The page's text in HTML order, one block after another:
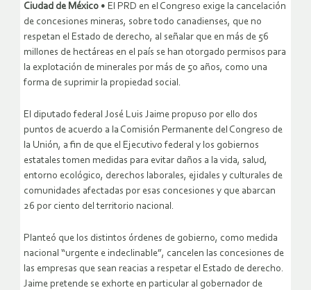
Ciudad de México • El PRD en el Congreso exige la cancelación
de concesiones mineras, sobre todo canadienses, que no
respetan el Estado de derecho, al señalar que en más de 56
millones de hectáreas en el país se han otorgado permisos para
la explotación de minerales por más de 50 años, como una
forma de suprimir la propiedad social.
El diputado federal José Luis Jaime propuso por ello dos
puntos de acuerdo a la Comisión Permanente del Congreso de
la Unión, a fin de que el Ejecutivo federal y los gobiernos
estatales tomen medidas para evitar daños a la vida, salud,
entorno ecológico, derechos laborales, ejidales y culturales de
comunidades afectadas por esas concesiones y que abarcan
26 por ciento del territorio nacional.
Planteó que los distintos órdenes de gobierno, como medida
nacional “urgente e indeclinable”, cancelen las concesiones de
las empresas que sean reacias a respetar el Estado de derecho.
Jaime pretende se exhorte en particular al gobernador de